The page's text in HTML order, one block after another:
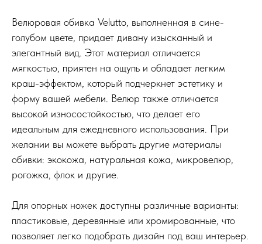
Велюровая обивка Velutto, выполненная в сине-
голубом цвете, придает дивану изысканный и
элегантный вид. Этот материал отличается
мягкостью, приятен на ощупь и обладает легким
краш-эффектом, который подчеркнет эстетику и
форму вашей мебели. Велюр также отличается
высокой износостойкостью, что делает его
идеальным для ежедневного использования. При
желании вы можете выбрать другие материалы
обивки: экокожа, натуральная кожа, микровелюр,
рогожка, флок и другие.
Для опорных ножек доступны различные варианты:
пластиковые, деревянные или хромированные, что
позволяет легко подобрать дизайн под ваш интерьер.